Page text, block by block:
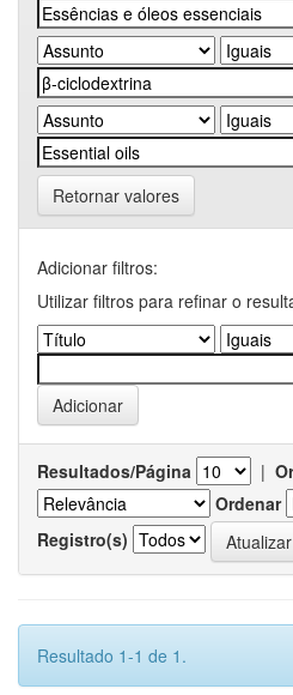
Retornar valores
Adicionar filtros:
Utilizar filtros para refinar o
Resultados/Página |
Ordenar
Registro(s)
Resultado 1-1 de 1.